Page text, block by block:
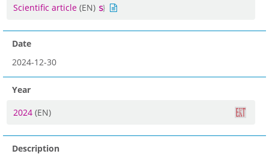
Scientific article (EN)
Date
2024-12-30
Year
2024 (EN)
Description